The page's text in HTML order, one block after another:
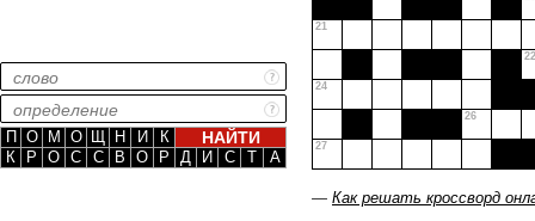
П О М О Щ Н И
К
К
Р О С С В О Р Д И С Т А
21
22
24
26
27
— Как решать кроссворд